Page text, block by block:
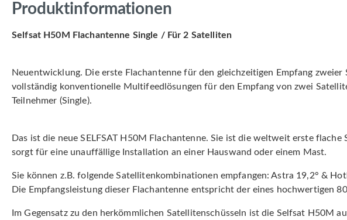
Produktinformationen
Selfsat H50M Flachantenne Single / Für 2 Satelliten
Neuentwicklung. Die erste Flachantenne für den gleichzeitigen Empfang
vollständig konventionelle Multifeedlösungen für den Empfang von zwei
Teilnehmer (Single).
Das ist die neue SELFSAT H50M Flachantenne. Sie ist die weltweit erste
sorgt für eine unauffällige Installation an einer Hauswand oder einem Mast.
Sie können z.B. folgende Satellitenkombinationen empfangen: Astra 19,2° &
Die Empfangsleistung dieser Flachantenne entspricht der eines hochwertigen
Im Gegensatz zu den herkömmlichen Satellitenschüsseln ist die Selfsat H50M